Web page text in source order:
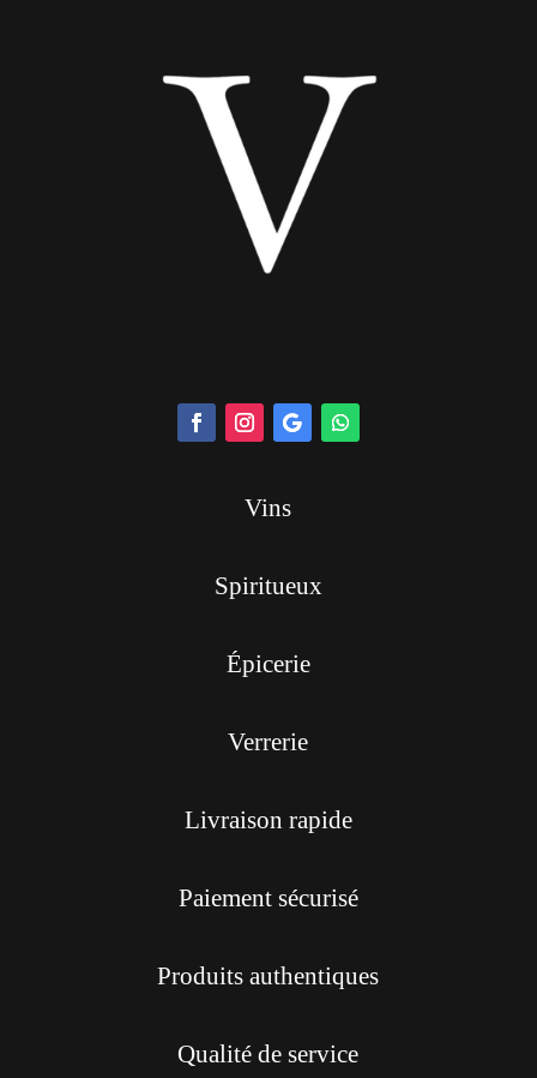
Vins
Spiritueux
Épicerie
Verrerie
Livraison rapide
Paiement sécurisé
Produits authentiques
Qualité de service